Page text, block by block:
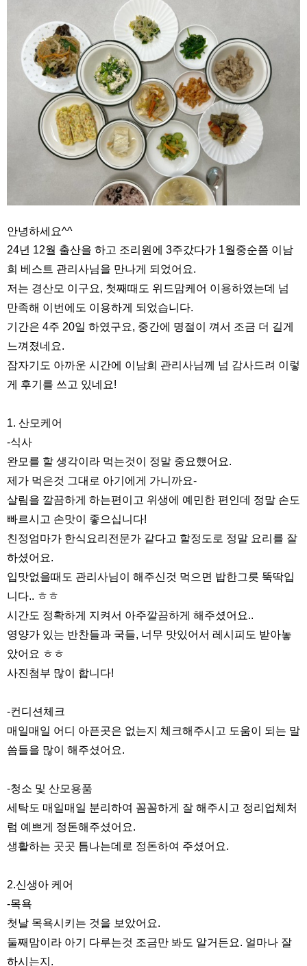
안녕하세요^^
24년 12월 출산을 하고 조리원에 3주갔다가 1월중순쯤 이남
희 베스트 관리사님을 만나게 되었어요.
저는 경산모 이구요, 첫째때도 위드맘케어 이용하였는데 넘
만족해 이번에도 이용하게 되었습니다.
기간은 4주 20일 하였구요, 중간에 명절이 껴서 조금 더 길게
느껴졌네요.
잠자기도 아까운 시간에 이남희 관리사님께 넘 감사드려 이렇
게 후기를 쓰고 있네요!
1. 산모케어
-식사
완모를 할 생각이라 먹는것이 정말 중요했어요.
제가 먹은것 그대로 아기에게 가니까요-
살림을 깔끔하게 하는편이고 위생에 예민한 편인데 정말 손도
빠르시고 손맛이 좋으십니다!
친정엄마가 한식요리전문가 같다고 할정도로 정말 요리를 잘
하셨어요.
입맛없을때도 관리사님이 해주신것 먹으면 밥한그릇 뚝딱입
니다.. ㅎㅎ
시간도 정확하게 지켜서 아주깔끔하게 해주셨어요..
영양가 있는 반찬들과 국들, 너무 맛있어서 레시피도 받아놓
았어요 ㅎㅎ
사진첨부 많이 합니다!
-컨디션체크
매일매일 어디 아픈곳은 없는지 체크해주시고 도움이 되는 말
씀들을 많이 해주셨어요.
-청소 및 산모용품
세탁도 매일매일 분리하여 꼼꼼하게 잘 해주시고 정리업체처
럼 예쁘게 정돈해주셨어요.
생활하는 곳곳 틈나는데로 정돈하여 주셨어요.
2.신생아 케어
-목욕
첫날 목욕시키는 것을 보았어요.
둘째맘이라 아기 다루는것 조금만 봐도 알거든요. 얼마나 잘
하시는지.